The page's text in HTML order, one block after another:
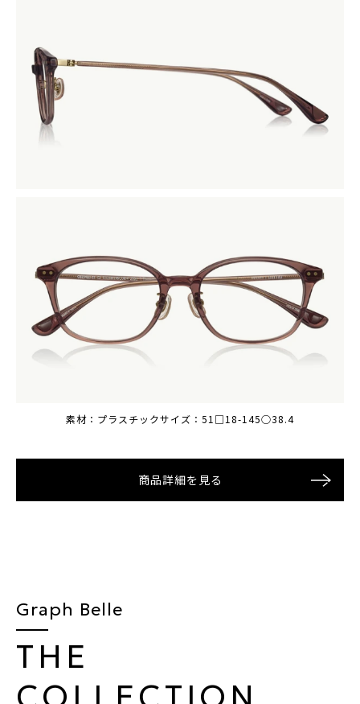
素材：プラスチックサイズ：51□18-145○38.4
商品詳細を見る
素材：プラスチックサイズ：51□18-145○38.4
商品詳細を見る
Graph Belle
THE